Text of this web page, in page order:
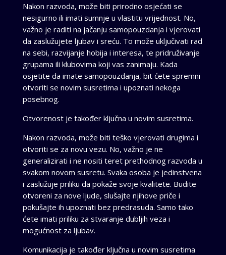
Nakon razvoda, može biti prirodno osjećati se
nesigurno ili imati sumnje u vlastitu vrijednost. No,
važno je raditi na jačanju samopouzdanja i vjerovati
da zaslužujete ljubav i sreću. To može uključivati rad
na sebi, razvijanje hobija i interesa, te pridruživanje
grupama ili klubovima koji vas zanimaju. Kada
osjetite da imate samopouzdanja, bit ćete spremni
otvoriti se novim susretima i upoznati nekoga
posebnog.
Otvorenost je također ključna u novim susretima.
Nakon razvoda, može biti teško vjerovati drugima i
otvoriti se za novu vezu. No, važno je ne
generalizirati i ne nositi teret prethodnog razvoda u
svakom novom susretu. Svaka osoba je jedinstvena
i zaslužuje priliku da pokaže svoje kvalitete. Budite
otvoreni za nove ljude, slušajte njihove priče i
pokušajte ih upoznati bez predrasuda. Samo tako
ćete imati priliku za stvaranje dubljih veza i
mogućnost za ljubav.
Komunikacija je također ključna u novim susretima